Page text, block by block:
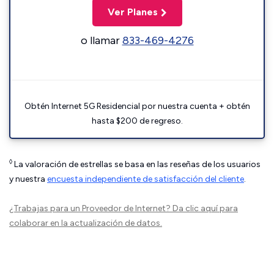
Ver Planes
o llamar833-469-4276
Obtén Internet 5G Residencial por nuestra cuenta + obtén
hasta $200 de regreso.
◊ La valoración de estrellas se basa en las reseñas de los usuarios
y nuestra encuesta independiente de satisfacción del cliente.
¿Trabajas para un Proveedor de Internet? Da clic aquípara
colaborar en la actualización de datos.